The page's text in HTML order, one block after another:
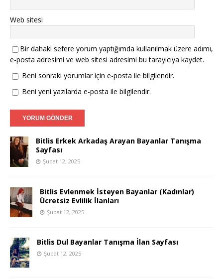
Web sitesi
Bir dahaki sefere yorum yaptığımda kullanılmak üzere adımı,
e-posta adresimi ve web sitesi adresimi bu tarayıcıya kaydet.
Beni sonraki yorumlar için e-posta ile bilgilendir.
Beni yeni yazılarda e-posta ile bilgilendir.
Bitlis Erkek Arkadaş Arayan Bayanlar Tanışma
Sayfası
Şubat 12, 2025
Bitlis Evlenmek İsteyen Bayanlar (Kadınlar)
Ücretsiz Evlilik İlanları
Şubat 12, 2025
Bitlis Dul Bayanlar Tanışma İlan Sayfası
Şubat 12, 2025